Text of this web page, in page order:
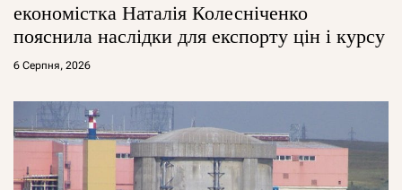
економістка Наталія Колесніченко
пояснила наслідки для експорту цін і курсу
6 Серпня, 2026